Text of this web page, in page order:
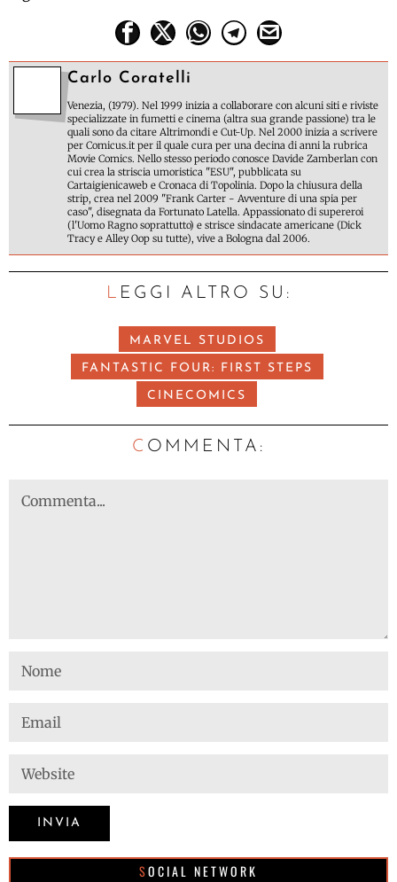
Carlo Coratelli
Venezia, (1979). Nel 1999 inizia a collaborare con alcuni siti e riviste
specializzate in fumetti e cinema (altra sua grande passione) tra le
quali sono da citare Altrimondi e Cut-Up. Nel 2000 inizia a scrivere
per Comicus.it per il quale cura per una decina di anni la rubrica
Movie Comics. Nello stesso periodo conosce Davide Zamberlan con
cui crea la striscia umoristica "ESU", pubblicata su
Cartaigienicaweb e Cronaca di Topolinia. Dopo la chiusura della
strip, crea nel 2009 "Frank Carter - Avventure di una spia per
caso", disegnata da Fortunato Latella. Appassionato di supereroi
(l'Uomo Ragno soprattutto) e strisce sindacate americane (Dick
Tracy e Alley Oop su tutte), vive a Bologna dal 2006.
LEGGI ALTRO SU:
MARVEL STUDIOS
FANTASTIC FOUR: FIRST STEPS
CINECOMICS
C OMMENTA:
SOCIAL NETWORK